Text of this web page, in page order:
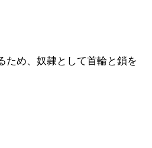
ため、奴隷として首輪と鎖を